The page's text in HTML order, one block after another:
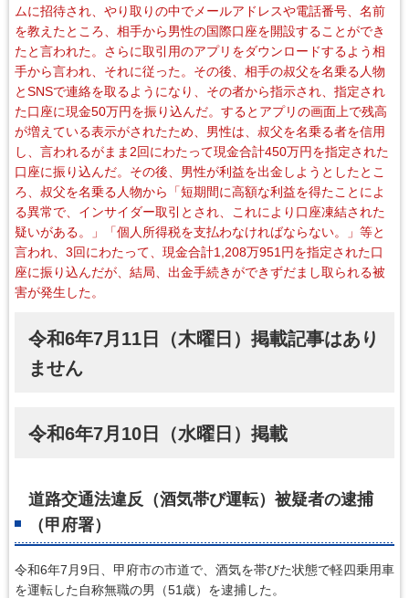
ムに招待され、やり取りの中でメールアドレスや電話番号、名前
を教えたところ、相手から男性の国際口座を開設することができ
たと言われた。さらに取引用のアプリをダウンロードするよう相
手から言われ、それに従った。その後、相手の叔父を名乗る人物
とSNSで連絡を取るようになり、その者から指示され、指定され
た口座に現金50万円を振り込んだ。するとアプリの画面上で残高
が増えている表示がされたため、男性は、叔父を名乗る者を信用
し、言われるがまま2回にわたって現金合計450万円を指定された
口座に振り込んだ。その後、男性が利益を出金しようとしたとこ
ろ、叔父を名乗る人物から「短期間に高額な利益を得たことによ
る異常で、インサイダー取引とされ、これにより口座凍結された
疑いがある。」「個人所得税を支払わなければならない。」等と
言われ、3回にわたって、現金合計1,208万951円を指定された口
座に振り込んだが、結局、出金手続きができずだまし取られる被
害が発生した。
令和6年7月11日（木曜日）掲載記事はあり
ません
令和6年7月10日（水曜日）掲載
道路交通法違反（酒気帯び運転）被疑者の逮捕
（甲府署）
令和6年7月9日、甲府市の市道で、酒気を帯びた状態で軽四乗用車
を運転した自称無職の男（51歳）を逮捕した。